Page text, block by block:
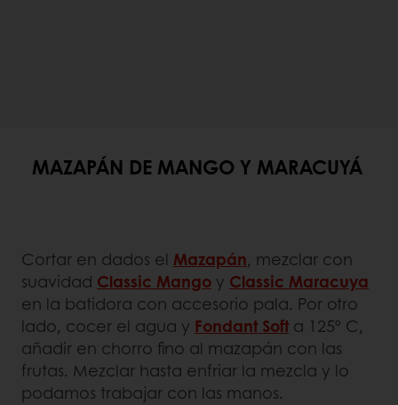
MAZAPÁN DE MANGO Y MARACUYÁ
Cortar en dados el Mazapán, mezclar con
suavidad Classic Mango y Classic Maracuya
en la batidora con accesorio pala. Por otro
lado, cocer el agua y Fondant Soft a 125º C,
añadir en chorro fino al mazapán con las
frutas. Mezclar hasta enfriar la mezcla y lo
podamos trabajar con las manos.